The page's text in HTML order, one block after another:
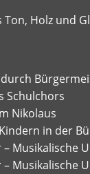
Holz und
Schulchors
Nikolaus
in der
–
–